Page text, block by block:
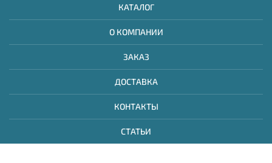
КАТАЛОГ
О КОМПАНИИ
ЗАКАЗ
ДОСТАВКА
КОНТАКТЫ
СТАТЬИ